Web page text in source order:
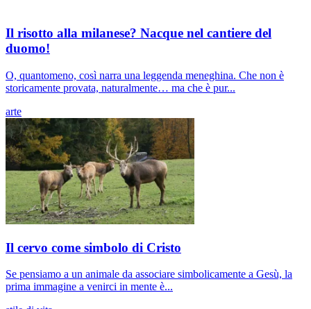
Il risotto alla milanese? Nacque nel cantiere del
duomo!
O, quantomeno, così narra una leggenda meneghina. Che non è
storicamente provata, naturalmente… ma che è pur...
arte
Il cervo come simbolo di Cristo
Se pensiamo a un animale da associare simbolicamente a Gesù, la
prima immagine a venirci in mente è...